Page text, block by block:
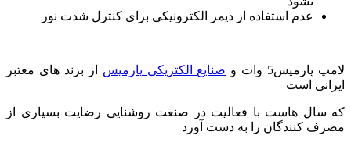
عدم استفاده از دیمر الکترونیکی برای کنترل شدت نور
لامپ پارمیس5 وات و صنایع الکتریکی پارمیس از برند های معتبر
ایرانی است
که سال هاست با فعالیت در صنعت روشنایی رضایت بسیاری از
مصرف کنندگان را به دست آورد